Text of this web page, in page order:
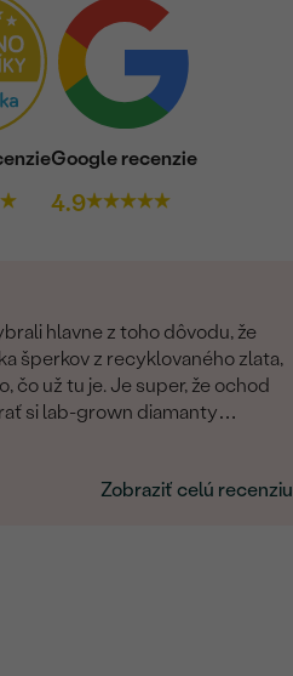
Google recenzie
4.9
hlavne z toho dôvodu, že
šperkov z recyklovaného zlata,
čo už tu je. Je super, že ochod
si lab-grown diamanty
Pani Marianna bola
a trpezlivá pri našej voľbe. Vo
Zobraziť celú recenziu